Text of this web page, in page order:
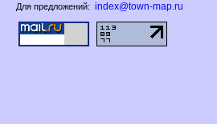
Для предложений: index@town-map.ru